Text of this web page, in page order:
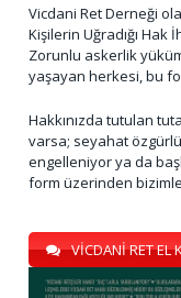
Vicdani Ret Derneği
Kişilerin Uğradığı Hak
Zorunlu askerlik
yaşayan herkesi, bu
Hakkınızda tutulan
varsa; seyahat
engelleniyor ya da
form üzerinden
VİCDANİ RET EL